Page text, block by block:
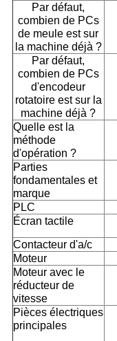
Par défaut,
combien de PCs
de meule est sur
la machine déjà ?
Par défaut,
combien de PCs
d'encodeur
rotatoire est sur la
machine déjà ?
Quelle est la
méthode
d'opération ?
Parties
fondamentales et
marque
PLC
Écran tactile
Contacteur d'a/c
Moteur
Moteur avec le
réducteur de
vitesse
Pièces électriques
principales